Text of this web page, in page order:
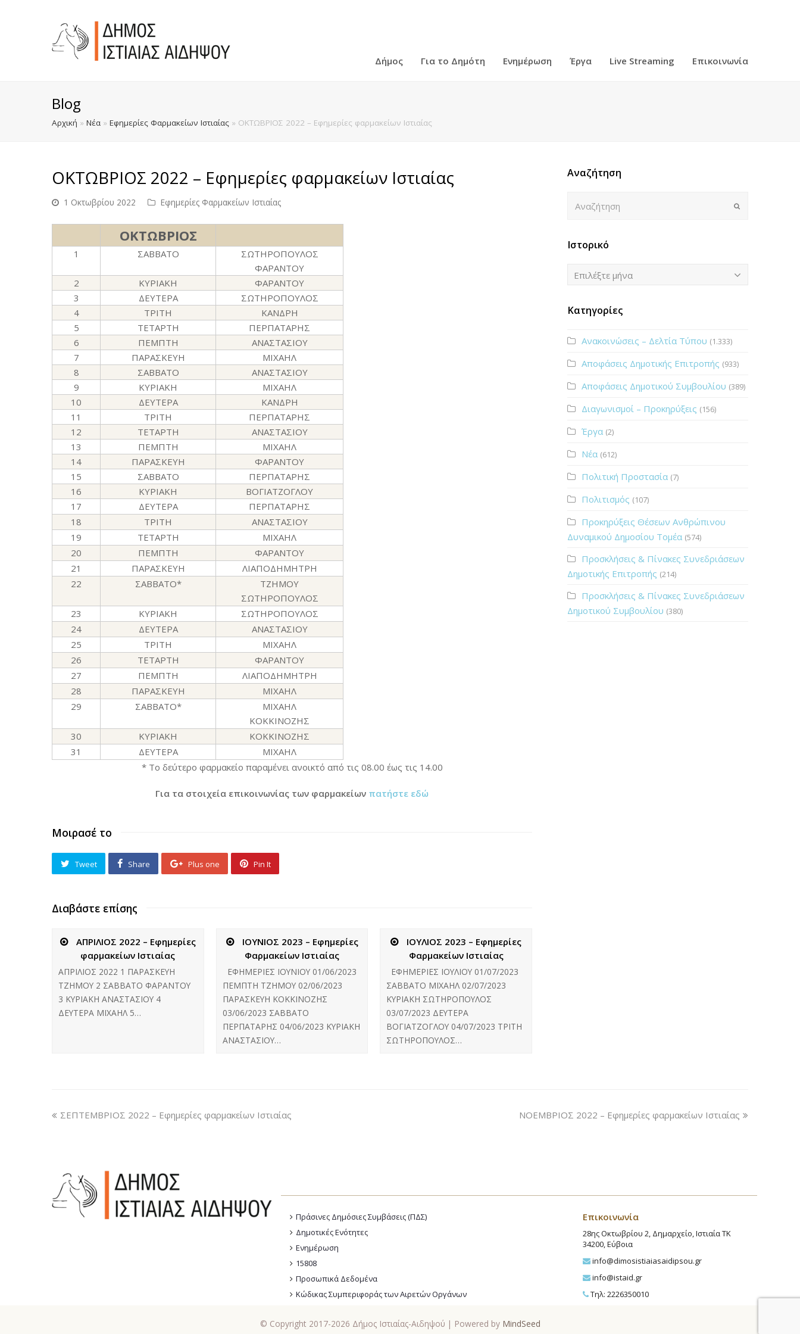
Δήμος Για το Δημότη Ενημέρωση Έργα Live Streaming Επικοινωνία
Blog
Αρχική » Νέα » Εφημερίες Φαρμακείων Ιστιαίας » ΟΚΤΩΒΡΙΟΣ 2022 – Εφημερίες φαρμακείων Ιστιαίας
ΟΚΤΩΒΡΙΟΣ 2022 – Εφημερίες φαρμακείων Ιστιαίας
1 Οκτωβρίου 2022 Εφημερίες Φαρμακείων Ιστιαίας
ΟΚΤΩΒΡΙΟΣ
1 ΣΑΒΒΑΤΟ
ΣΩΤΗΡΟΠΟΥΛΟΣ
ΦΑΡΑΝΤΟΥ
2
ΚΥΡΙΑΚΗ
ΦΑΡΑΝΤΟΥ
3
ΔΕΥΤΕΡΑ
ΣΩΤΗΡΟΠΟΥΛΟΣ
4
ΤΡΙΤΗ
ΚΑΝΔΡΗ
5
ΤΕΤΑΡΤΗ
ΠΕΡΠΑΤΑΡΗΣ
6
ΠΕΜΠΤΗ
ΑΝΑΣΤΑΣΙΟΥ
7
ΠΑΡΑΣΚΕΥΗ
ΜΙΧΑΗΛ
8
ΣΑΒΒΑΤΟ
ΑΝΑΣΤΑΣΙΟΥ
9
ΚΥΡΙΑΚΗ
ΜΙΧΑΗΛ
10
ΔΕΥΤΕΡΑ
ΚΑΝΔΡΗ
11
ΤΡΙΤΗ
ΠΕΡΠΑΤΑΡΗΣ
12
ΤΕΤΑΡΤΗ
ΑΝΑΣΤΑΣΙΟΥ
13
ΠΕΜΠΤΗ
ΜΙΧΑΗΛ
14
ΠΑΡΑΣΚΕΥΗ
ΦΑΡΑΝΤΟΥ
15
ΣΑΒΒΑΤΟ
ΠΕΡΠΑΤΑΡΗΣ
16
ΚΥΡΙΑΚΗ
ΒΟΓΙΑΤΖΟΓΛΟΥ
17
ΔΕΥΤΕΡΑ
ΠΕΡΠΑΤΑΡΗΣ
18
ΤΡΙΤΗ
ΑΝΑΣΤΑΣΙΟΥ
19
ΤΕΤΑΡΤΗ
ΜΙΧΑΗΛ
20
ΠΕΜΠΤΗ
ΦΑΡΑΝΤΟΥ
21
ΠΑΡΑΣΚΕΥΗ
ΛΙΑΠΟΔΗΜΗΤΡΗ
22
ΣΑΒΒΑΤΟ*
ΤΖΗΜΟΥ
ΣΩΤΗΡΟΠΟΥΛΟΣ
23
ΚΥΡΙΑΚΗ
ΣΩΤΗΡΟΠΟΥΛΟΣ
24
ΔΕΥΤΕΡΑ
ΑΝΑΣΤΑΣΙΟΥ
25
ΤΡΙΤΗ
ΜΙΧΑΗΛ
26
ΤΕΤΑΡΤΗ
ΦΑΡΑΝΤΟΥ
27
ΠΕΜΠΤΗ
ΛΙΑΠΟΔΗΜΗΤΡΗ
28
ΠΑΡΑΣΚΕΥΗ
ΜΙΧΑΗΛ
29
ΣΑΒΒΑΤΟ*
ΜΙΧΑΗΛ
ΚΟΚΚΙΝΟΖΗΣ
30
ΚΥΡΙΑΚΗ
ΚΟΚΚΙΝΟΖΗΣ
31
ΔΕΥΤΕΡΑ
ΜΙΧΑΗΛ
* Το δεύτερο φαρμακείο παραμένει ανοικτό από τις 08.00 έως τις 14.00
Για τα στοιχεία επικοινωνίας των φαρμακείων πατήστε εδώ
Μοιρασέ το
Tweet Share Plus one Pin It
Διαβάστε επίσης
ΑΠΡΙΛΙΟΣ 2022 – Εφημερίες
φαρμακείων Ιστιαίας
ΑΠΡΙΛΙΟΣ 2022 1 ΠΑΡΑΣΚΕΥΗ
ΤΖΗΜΟΥ 2 ΣΑΒΒΑΤΟ ΦΑΡΑΝΤΟΥ
3 ΚΥΡΙΑΚΗ ΑΝΑΣΤΑΣΙΟΥ 4
ΔΕΥΤΕΡΑ ΜΙΧΑΗΛ 5…
ΙΟΥΝΙΟΣ 2023 – Εφημερίες
Φαρμακείων Ιστιαίας
ΕΦΗΜΕΡΙΕΣ ΙΟΥΝΙΟΥ 01/06/2023
ΠΕΜΠΤΗ ΤΖΗΜΟΥ 02/06/2023
ΠΑΡΑΣΚΕΥΗ ΚΟΚΚΙΝΟΖΗΣ
03/06/2023 ΣΑΒΒΑΤΟ
ΠΕΡΠΑΤΑΡΗΣ 04/06/2023 ΚΥΡΙΑΚΗ
ΑΝΑΣΤΑΣΙΟΥ…
ΙΟΥΛΙΟΣ 2023 – Εφημερίες
Φαρμακείων Ιστιαίας
ΕΦΗΜΕΡΙΕΣ ΙΟΥΛΙΟΥ 01/07/2023
ΣΑΒΒΑΤΟ ΜΙΧΑΗΛ 02/07/2023
ΚΥΡΙΑΚΗ ΣΩΤΗΡΟΠΟΥΛΟΣ
03/07/2023 ΔΕΥΤΕΡΑ
ΒΟΓΙΑΤΖΟΓΛΟΥ 04/07/2023 ΤΡΙΤΗ
ΣΩΤΗΡΟΠΟΥΛΟΣ…
Αναζήτηση
Ιστορικό
Ιστορικό
Επιλέξτε μήνα
Κατηγορίες
Ανακοινώσεις – Δελτία Τύπου (1.333)
Αποφάσεις Δημοτικής Επιτροπής (933)
Αποφάσεις Δημοτικού Συμβουλίου (389)
Διαγωνισμοί – Προκηρύξεις (156)
Έργα (2)
Νέα (612)
Πολιτική Προστασία (7)
Πολιτισμός (107)
Προκηρύξεις Θέσεων Ανθρώπινου
Δυναμικού Δημοσίου Τομέα (574)
Προσκλήσεις & Πίνακες Συνεδριάσεων
Δημοτικής Επιτροπής (214)
Προσκλήσεις & Πίνακες Συνεδριάσεων
Δημοτικού Συμβουλίου (380)
ΣΕΠΤΕΜΒΡΙΟΣ 2022 – Εφημερίες φαρμακείων Ιστιαίας ΝΟΕΜΒΡΙΟΣ 2022 – Εφημερίες φαρμακείων Ιστιαίας
Πράσινες Δημόσιες Συμβάσεις (ΠΔΣ)
Δημοτικές Ενότητες
Ενημέρωση
15808
Προσωπικά Δεδομένα
Κώδικας Συμπεριφοράς των Αιρετών Οργάνων
Επικοινωνία
28ης Οκτωβρίου 2, Δημαρχείο, Ιστιαία ΤΚ
34200, Εύβοια
info@dimosistiaiasaidipsou.gr
info@istaid.gr
Τηλ: 2226350010
© Copyright 2017-2026 Δήμος Ιστιαίας-Αιδηψού | Powered by MindSeed